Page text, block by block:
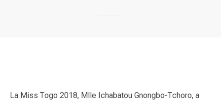
La Miss Togo 2018, Mlle Ichabatou Gnongbo-Tchoro, a